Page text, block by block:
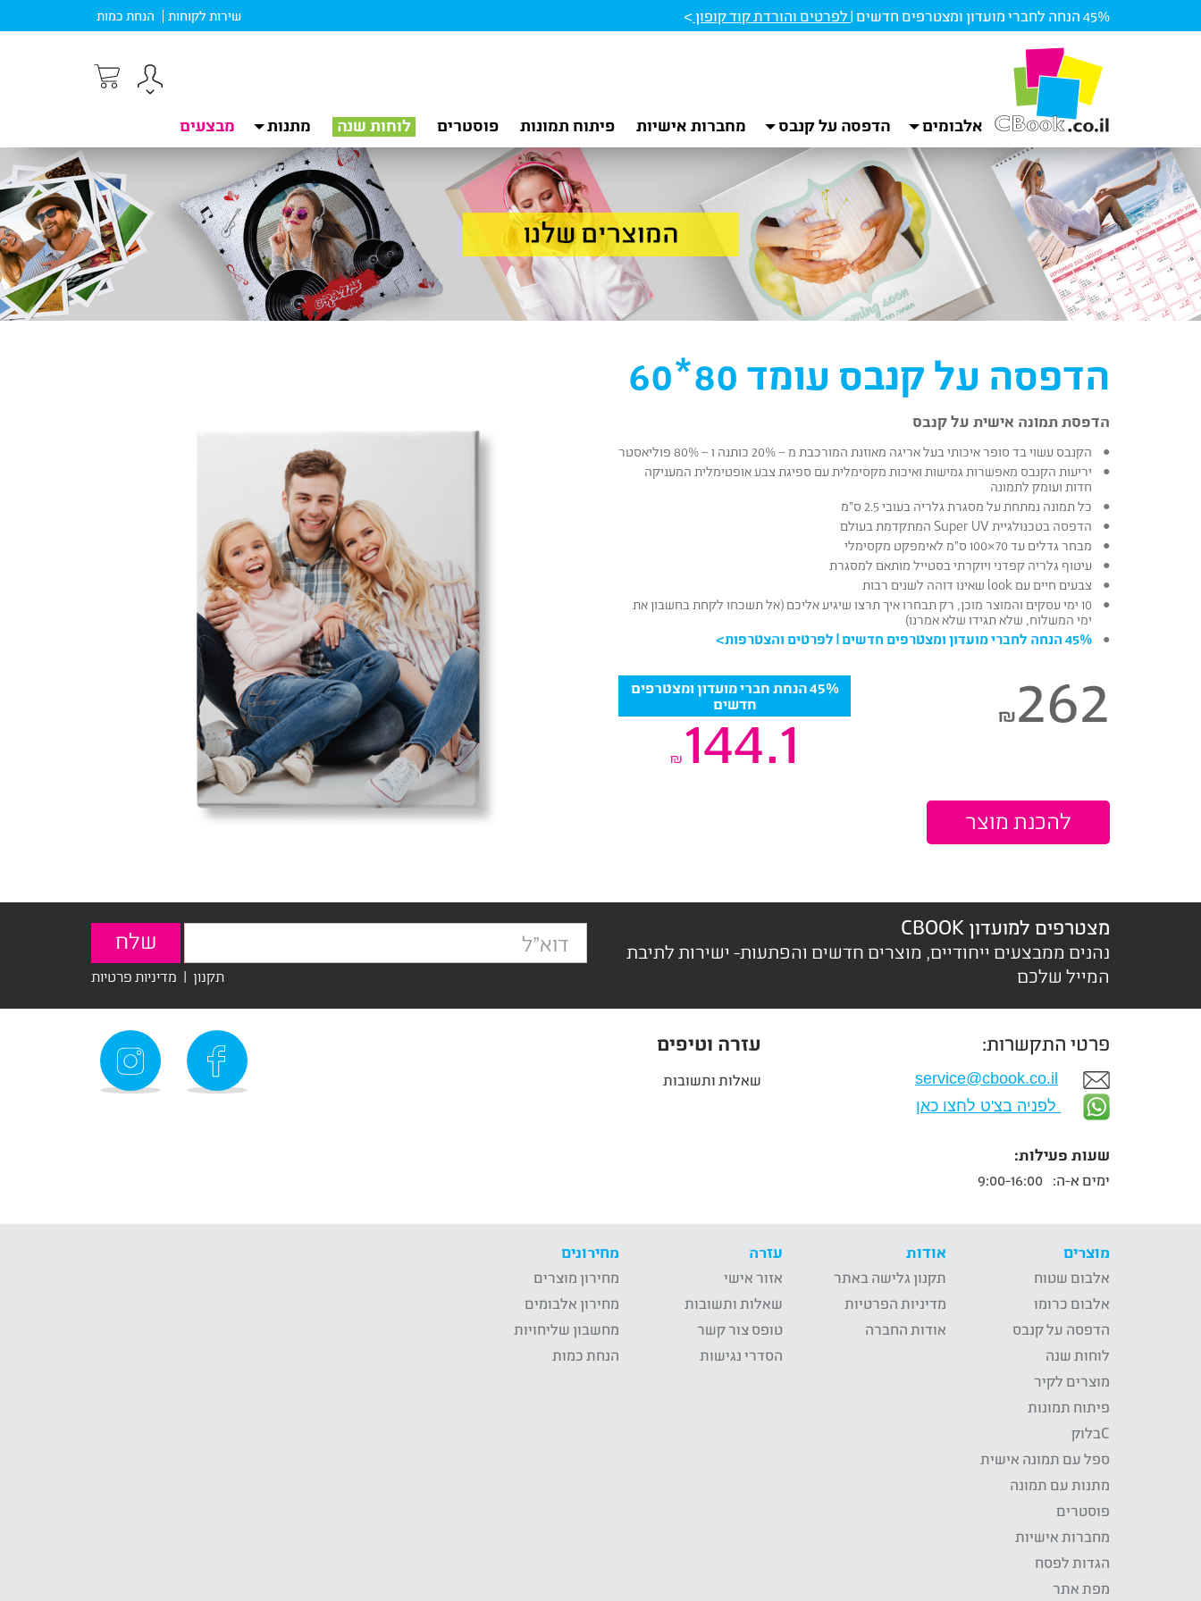
45% הנחה לחברי מועדון ומצטרפים חדשים | לפרטים והורדת קוד קופון> שירות לקוחות הנחת כמות
אלבומים הדפסה על קנבס מחברות אישיות פיתוח תמונות פוסטרים לוחות שנה מתנות מבצעים
הדפסה על קנבס עומד 80*60
הדפסת תמונה אישית על קנבס
הקנבס עשוי בד סופר איכותי בעל אריגה מאוזנת המורכבת מ – 20% כותנה ו – 80% פוליאסטר
יריעות הקנבס מאפשרות גמישות ואיכות מקסימלית עם ספיגת צבע אופטימלית המעניקה
חדות ועומק לתמונה
כל תמונה נמתחת על מסגרת גלריה בעובי 2.5 ס”מ
הדפסה בטכנולגיית Super UV המתקדמת בעולם
מבחר גדלים עד 70×100 ס”מ לאימפקט מקסימלי
עיטוף גלריה קפדני ויוקרתי בסטייל מותאם למסגרת
צבעים חיים עם look שאינו דוהה לשנים רבות
10 ימי עסקים והמוצר מוכן, רק תבחרו איך תרצו שיגיע אליכם (אל תשכחו לקחת בחשבון את
ימי המשלוח, שלא תגידו שלא אמרנו)
45% הנחה לחברי מועדון ומצטרפים חדשים | לפרטים והצטרפות>
262
₪
45% הנחת חברי מועדון ומצטרפים
חדשים
144.1
₪
מצטרפים למועדון CBOOK
נהנים ממבצעים ייחודיים, מוצרים חדשים והפתעות- ישירות לתיבת
המייל שלכם
תקנון | מדיניות פרטיות
פרטי התקשרות:
service@cbook.co.il
לפניה בצ'ט לחצו כאן
שעות פעילות:
ימים א-ה:
עזרה וטיפים
שאלות ותשובות
מוצרים
אלבום שטוח
אלבום כרומו
הדפסה על קנבס
לוחות שנה
מוצרים לקיר
פיתוח תמונות
Cבלוק
ספל עם תמונה אישית
מתנות עם תמונה
פוסטרים
מחברות אישיות
הגדות לפסח
מפת אתר
אודות
תקנון גלישה באתר
מדיניות הפרטיות
אודות החברה
עזרה
אזור אישי
שאלות ותשובות
טופס צור קשר
הסדרי נגישות
מחירונים
מחירון מוצרים
מחירון אלבומים
מחשבון שליחויות
הנחת כמות